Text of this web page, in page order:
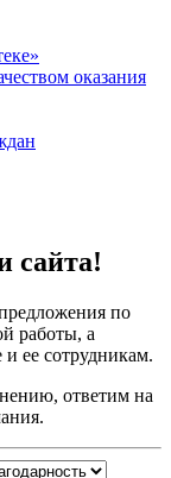
оказания
сайта!
по
работы, а
ее сотрудникам.
ответим на